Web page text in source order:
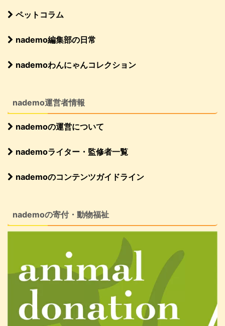
ペットコラム
nademo編集部の日常
nademoわんにゃんコレクション
nademo運営者情報
nademoの運営について
nademoライター・監修者一覧
nademoのコンテンツガイドライン
nademoの寄付・動物福祉